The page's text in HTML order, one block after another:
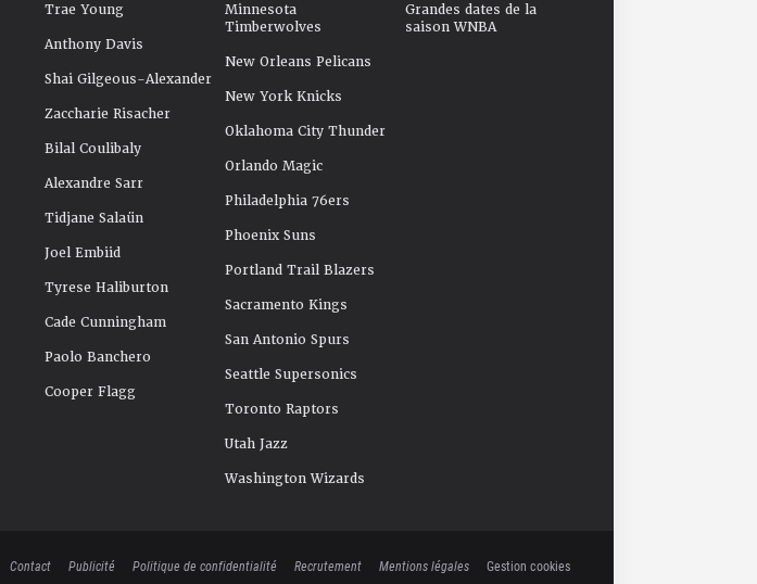
Trae Young
Anthony Davis
Shai Gilgeous-Alexander
Zaccharie Risacher
Bilal Coulibaly
Alexandre Sarr
Tidjane Salaün
Joel Embiid
Tyrese Haliburton
Cade Cunningham
Paolo Banchero
Cooper Flagg
Minnesota
Timberwolves
New Orleans Pelicans
New York Knicks
Oklahoma City Thunder
Orlando Magic
Philadelphia 76ers
Phoenix Suns
Portland Trail Blazers
Sacramento Kings
San Antonio Spurs
Seattle Supersonics
Toronto Raptors
Utah Jazz
Washington Wizards
Grandes dates de la
saison WNBA
Contact Publicité Politique de confidentialité Recrutement Mentions légales Gestion cookies